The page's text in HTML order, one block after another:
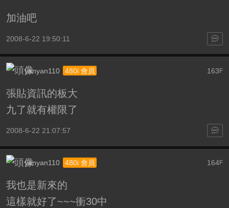
加油吧
2008-6-22 19:50:11
163 F
yanyan110 480i 會員
張貼資訊的板大
九了就有權限了
2008-6-22 21:07:57
164F
yanyan110 480i 會員
我也是新來的
這樣就好了~~~衝30中